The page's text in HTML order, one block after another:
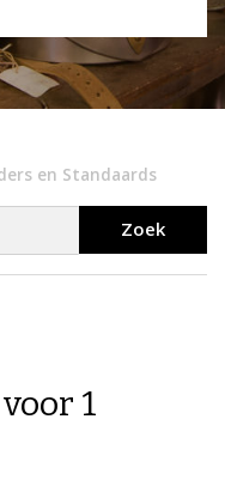
en Standaards
Zoek
1